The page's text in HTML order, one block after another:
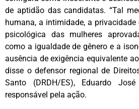
de aptidão das candidatas. “Tal
humana, a intimidade, a
psicológica das mulheres
como a igualdade de gênero e a
ausência de exigência equivalente
disse o defensor regional de
Santo (DRDH/ES), Eduardo
responsável pela ação.